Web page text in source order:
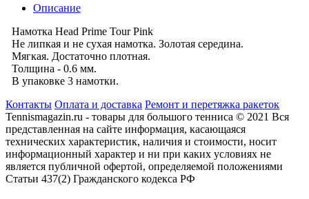
Описание
Намотка Head Prime Tour Pink
Не липкая и не сухая намотка. Золотая середина.
Мягкая. Достаточно плотная.
Толщина - 0.6 мм.
В упаковке 3 намотки.
Контакты Оплата и доставка Ремонт и перетяжка ракеток
Tennismagazin.ru - товары для большого тенниса © 2021 Вся
представленная на сайте информация, касающаяся
технических характеристик, наличия и стоимости, носит
информационный характер и ни при каких условиях не
является публичной офертой, определяемой положениями
Статьи 437(2) Гражданского кодекса РФ